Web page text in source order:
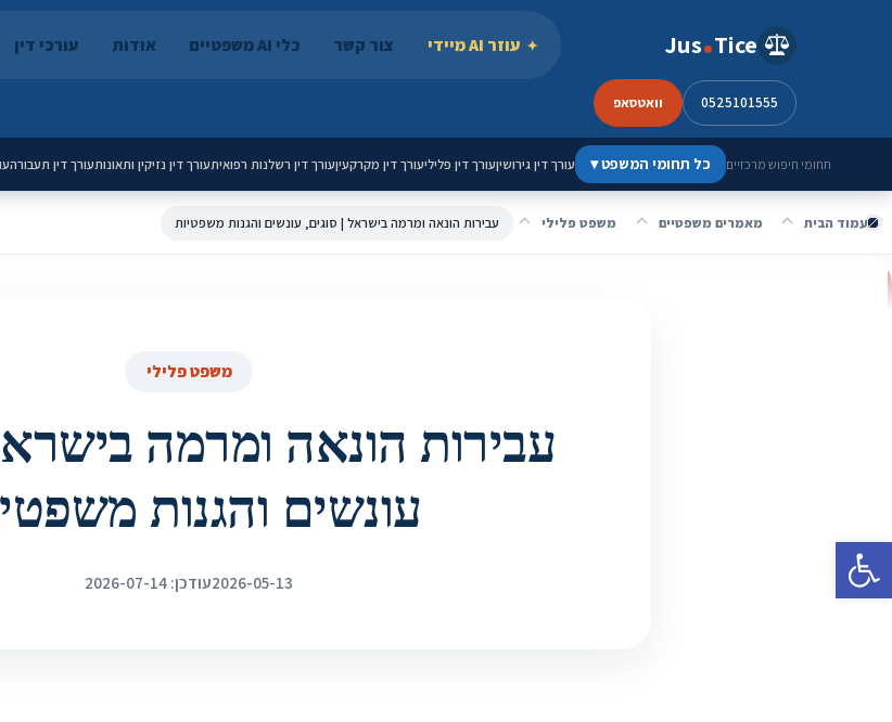
פתח סרגל נגישות
Jus Tice עוזר AI מיידי צור קשר כלי AI משפטיים אודות עורכי דין
0525101555 וואטסאפ
תחומי חיפוש מרכזיים כל תחומי המשפט▾ עורך דין גירושיןעורך דין פליליעורך דין מקרקעיןעורך דין רשלנות רפואיתעורך דין נזיקין ותאונותעורך דין תעבורה
עמוד הבית מאמרים משפטיים משפט פלילי עבירות הונאה ומרמה בישראל | סוגים, עונשים והגנות משפטיות
משפט פלילי
עבירות הונאה ומרמה
עונשים והגנות
2026-05-13עודכן: 2026-07-14